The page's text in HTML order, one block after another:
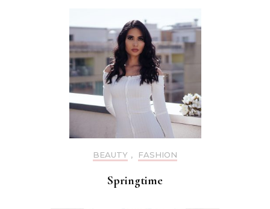
BEAUTY , FASHION
Springtime